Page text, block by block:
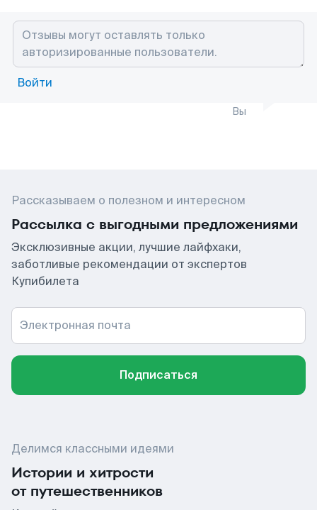
Войти
Вы
Рассказываем о полезном и интересном
Рассылка с выгодными предложениями
Эксклюзивные акции, лучшие лайфхаки,
заботливые рекомендации от экспертов
Купибилета
Электронная почта
Подписаться
Делимся классными идеями
Истории и хитрости
от путешественников